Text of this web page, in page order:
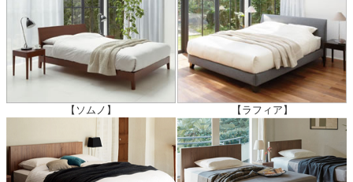
【ソムノ】 【ラフィア】